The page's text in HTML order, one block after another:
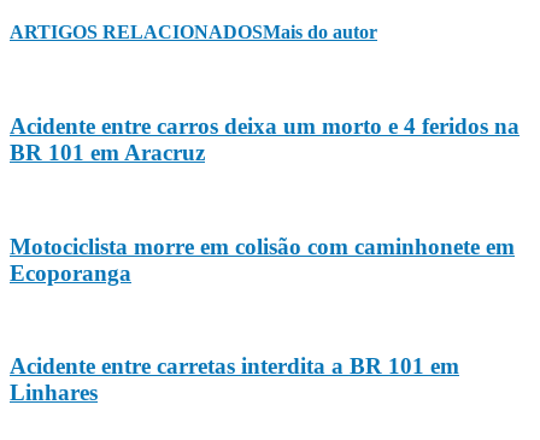
ARTIGOS RELACIONADOSMais do autor
Acidente entre carros deixa um morto e 4 feridos na
BR 101 em Aracruz
Motociclista morre em colisão com caminhonete em
Ecoporanga
Acidente entre carretas interdita a BR 101 em
Linhares